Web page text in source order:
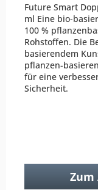
Future Smart
ml Eine bio-
100 %
Rohstoffen. Die
basierendem
pflanzen-
für eine
Sicherheit.